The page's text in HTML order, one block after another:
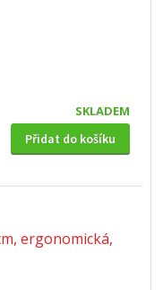
SKLADEM
Přidat do košíku
ergonomická,